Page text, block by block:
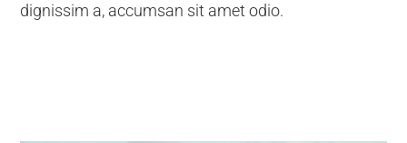
dignissim a, accumsan sit amet odio.